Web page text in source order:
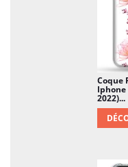
Coque
Iphone
2022)...